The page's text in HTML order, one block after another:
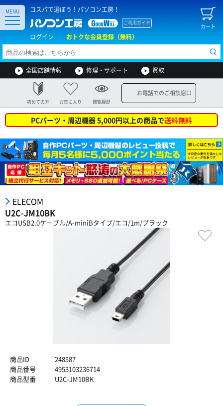
コスパで選ぼう！パソコン工房！
カート
ご利用ガイド
ログイン おトクな会員登録（無料）
MENU
全国店舗情報 修理・サポート 買取
初めての方 お気に入り 閲覧履歴
お電話でのご相談窓口
PCパーツ・周辺機器 5,000円以上の商品で送料無料
ELECOM
U2C-JM10BK
エコUSB2.0ケーブル/A-miniBタイプ/エコ/1m/ブラック
商品ID
248587
商品番号
4953103236714
商品型番
U2C-JM10BK